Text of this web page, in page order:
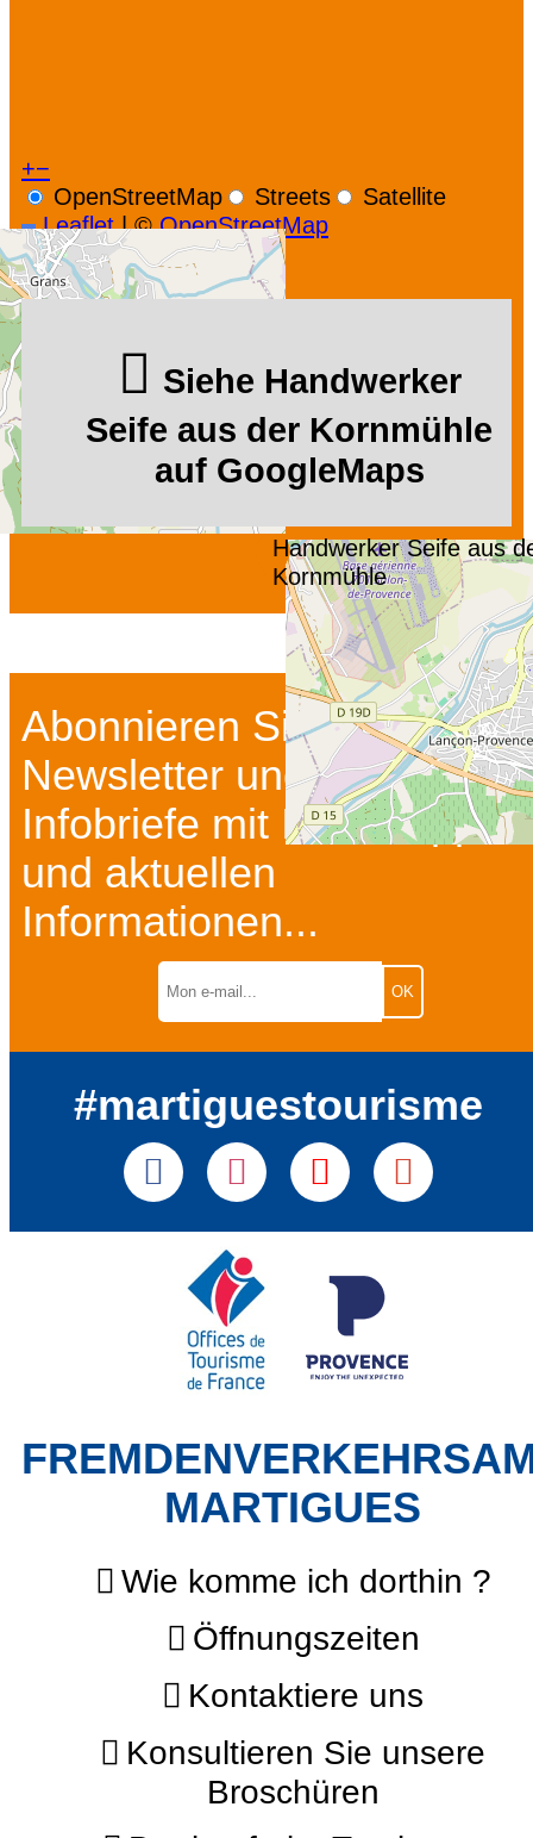
Handwerker Seife aus
Kornmühle
+−
OpenStreetMap
Streets
Satellite
Leaflet |©OpenStreetMap
Siehe Handwerker
Seife aus der Kornmühle
auf GoogleMaps
Abonnieren Sie unseren
Newsletter und unsere
Infobriefe mit Insidertipps
und aktuellen
Informationen...
#martiguestourisme
MARTIGUES
Wie komme ich dorthin ?
Öffnungszeiten
Kontaktiere uns
Konsultieren Sie unsere
Broschüren